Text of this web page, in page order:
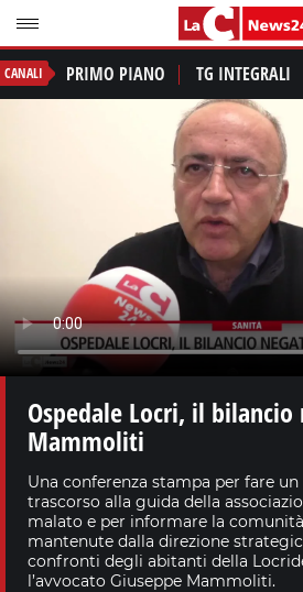
CANALI PRIMO PIANO TG INTEGRALI
Ospedale Locri, il
Mammoliti
Una conferenza stampa per fare un
trascorso alla guida della
malato e per informare la
mantenute dalla direzione
confronti degli abitanti della
l’avvocato Giuseppe Mammoliti.